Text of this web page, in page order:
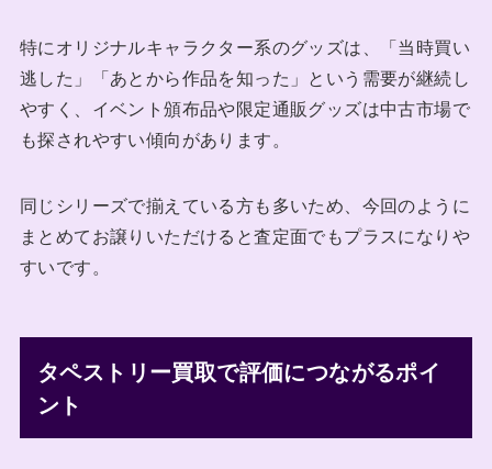
特にオリジナルキャラクター系のグッズは、「当時買い
逃した」「あとから作品を知った」という需要が継続し
やすく、イベント頒布品や限定通販グッズは中古市場で
も探されやすい傾向があります。
同じシリーズで揃えている方も多いため、今回のように
まとめてお譲りいただけると査定面でもプラスになりや
すいです。
タペストリー買取で評価につながるポイ
ント